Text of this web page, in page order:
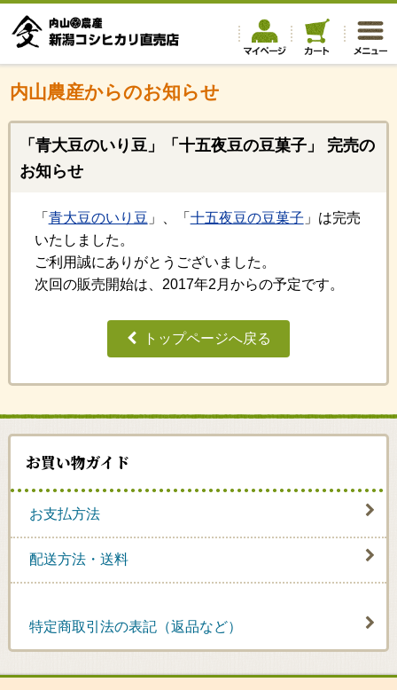
内山農産からのお知らせ
「青大豆のいり豆」「十五夜豆の豆菓子」 完売の
お知らせ
「 青大豆のいり豆 」、「 十五夜豆の豆菓子 」は完売
いたしました。
ご利用誠にありがとうございました。
次回の販売開始は、2017年2月からの予定です。
トップページへ戻る
お買い物ガイド
お支払方法
配送方法・送料
特定商取引法の表記（返品など）